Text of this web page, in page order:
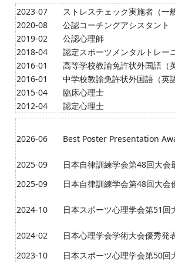
2023-07
ストレスチェック実施者（一
2020-08
公認コーチングアシスタント
2019-02
公認心理師
2018-04
認定スポーツメンタルトレー
2016-01
高等学校教諭免許状外国語（
2016-01
中学校教諭免許状外国語（英語
2015-04
臨床心理士
2012-04
認定心理士
2026-06 Best Poster Presentation
2025-09
日本自律訓練学会第48回大会
2025-09
日本自律訓練学会第48回大会
2024-10
⽇本スポーツ⼼理学会第51回
2024-02
日本心理学会学術大会優秀発
2023-10
⽇本スポーツ⼼理学会第50回